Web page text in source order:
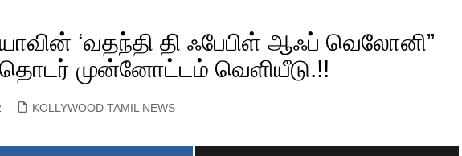
KANNADA
Actress Gallery
Events Gallery
OFFICIAL MOVIE
TEASERS
OFFICIAL MOTION
‘வதந்தி தி ஃபேபிள் ஆஃப் வெலோனி”
முன்னோட்டம் வெளியீடு.!!
KOLLYWOOD TAMIL NEWS